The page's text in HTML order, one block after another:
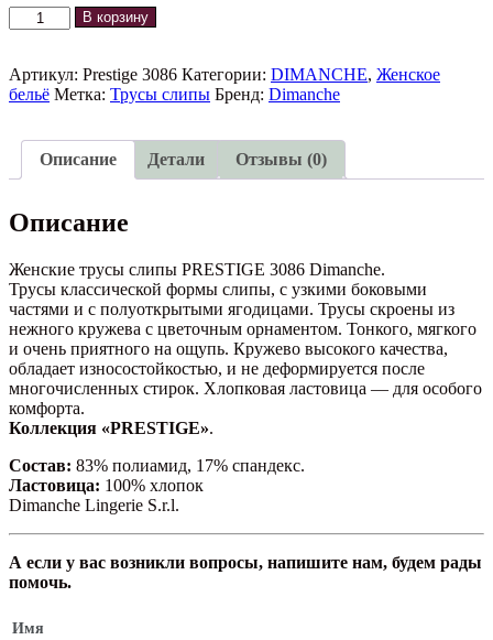
Количество
товара
слипы
PRESTIGE
В корзину
Артикул: Prestige 3086 Категории: DIMANCHE, Женское
бельё Метка: Трусы слипы Бренд: Dimanche
Описание Детали Отзывы (0)
Описание
Женские трусы слипы PRESTIGE 3086 Dimanche.
Трусы классической формы слипы, с узкими боковыми
частями и с полуоткрытыми ягодицами. Трусы скроены из
нежного кружева с цветочным орнаментом. Тонкого, мягкого
и очень приятного на ощупь. Кружево высокого качества,
обладает износостойкостью, и не деформируется после
многочисленных стирок. Хлопковая ластовица — для особого
комфорта.
Коллекция «PRESTIGE».
Состав: 83% полиамид, 17% спандекс.
Ластовица: 100% хлопок
Dimanche Lingerie S.r.l.
А если у вас возникли вопросы, напишите нам, будем рады
помочь.
Имя